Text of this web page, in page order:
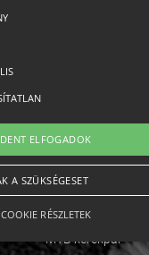
Impresszum-
English
Osztrák sípályák
MTB kerékpár
ELFOGADOK
A SZÜKSÉGESET
COOKIE RÉSZLETEK